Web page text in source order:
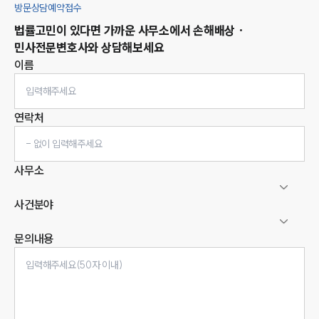
방문상담예약접수
법률고민이 있다면 가까운 사무소에서 손해배상 ·
민사전문변호사와 상담해보세요
이름
연락처
사무소
사건분야
문의내용